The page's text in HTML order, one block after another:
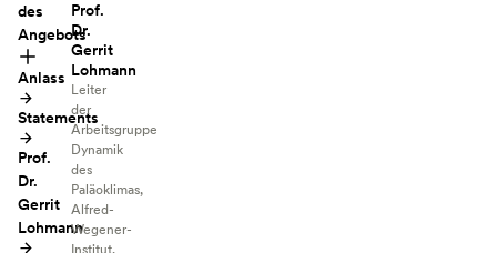
des
Angebots
Anlass
Statements
Prof.
Dr.
Gerrit
Lohmann
Prof.
Dr.
Gerrit
Lohmann
Leiter
der
Arbeitsgruppe
Dynamik
des
Paläoklimas,
Alfred-
Wegener-
Institut,